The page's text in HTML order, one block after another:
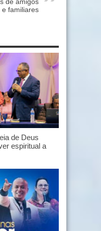
de amigos
e familiares
de Deus
espiritual a